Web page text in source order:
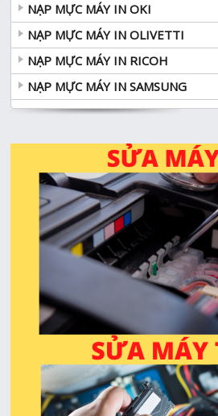
NẠP MỰC MÁY IN OKI
NẠP MỰC MÁY IN OLIVETTI
NẠP MỰC MÁY IN RICOH
NẠP MỰC MÁY IN SAMSUNG